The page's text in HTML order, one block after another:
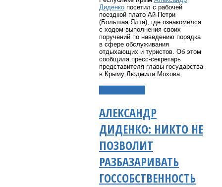
Диденко посетил с рабочей
поездкой плато Ай-Петри
(Большая Ялта), где ознакомился
с ходом выполнения своих
поручений по наведению порядка
в сфере обслуживания
отдыхающих и туристов. Об этом
сообщила пресс-секретарь
представителя главы государства
в Крыму Людмила Мохова.
АЛЕКСАНДР
ДИДЕНКО: НИКТО НЕ
ПОЗВОЛИТ
РАЗБАЗАРИВАТЬ
ГОССОБСТВЕННОСТЬ